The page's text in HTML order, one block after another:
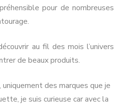
pour de nombreuses
au fil des mois l’univers
de beaux produits.
des marques que je
je suis curieuse car avec la